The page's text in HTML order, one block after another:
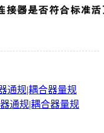
通规|耦合器量规
通规|耦合器量规